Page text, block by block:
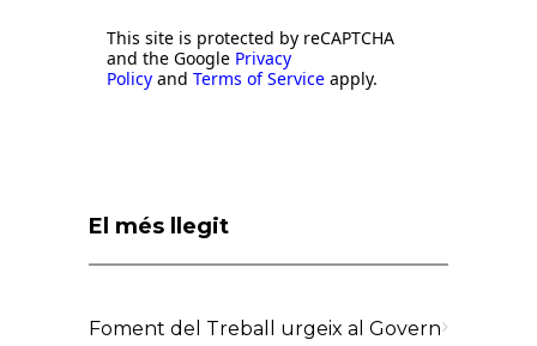
This site is protected by reCAPTCHA
and the Google Privacy
Policy and Terms of Service apply.
El més llegit
Foment del Treball urgeix al Govern